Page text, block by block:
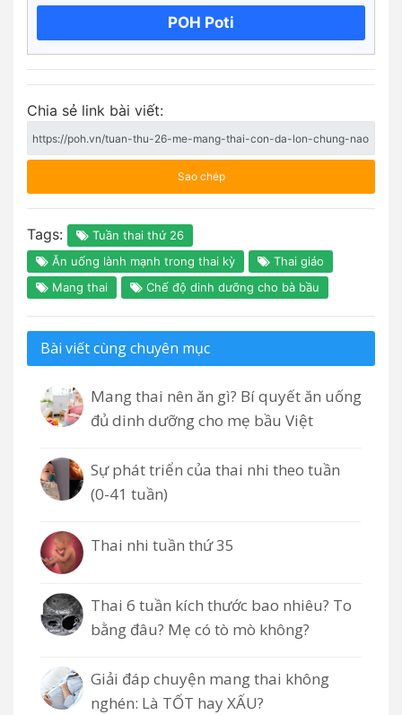
POH Poti
Chia sẻ link bài viết:
Sao chép
Tags:
Tuần thai thứ 26
Ăn uống lành mạnh trong thai kỳ
Thai giáo
Mang thai
Chế độ dinh dưỡng cho bà bầu
Bài viết cùng chuyên mục
Mang thai nên ăn gì? Bí quyết ăn uống
đủ dinh dưỡng cho mẹ bầu Việt
Sự phát triển của thai nhi theo tuần
(0-41 tuần)
Thai nhi tuần thứ 35
Thai 6 tuần kích thước bao nhiêu? To
bằng đâu? Mẹ có tò mò không?
Giải đáp chuyện mang thai không
nghén: Là TỐT hay XẤU?